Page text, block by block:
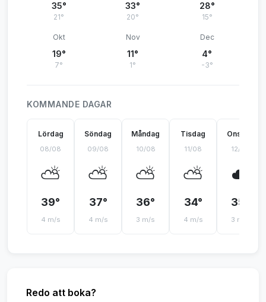
35°
21°
33°
20°
28°
15°
Okt
19°
7°
Nov
11°
1°
Dec
4°
-3°
KOMMANDE DAGAR
Lördag
08/08
⛅
39°
4 m/s
Söndag
09/08
⛅
37°
4 m/s
Måndag
10/08
⛅
36°
3 m/s
Tisdag
11/08
⛅
34°
4 m/s
Onsdag
12/08
☁️
35°
3 m/s
Redo att boka?